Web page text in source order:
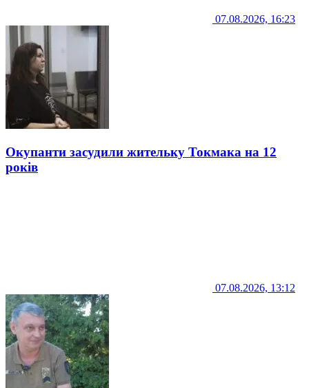
07.08.2026, 16:23
Окупанти засудили жительку Токмака на 12
років
07.08.2026, 13:12